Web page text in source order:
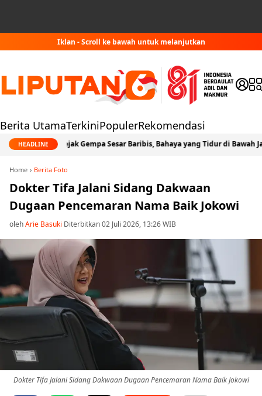
Iklan - Scroll ke bawah untuk melanjutkan
Berita UtamaTerkiniPopulerRekomendasi
HEADLINE
Jejak Gempa Sesar Baribis, Bahaya yang Tidur di Bawah
Home Berita Foto
Dokter Tifa Jalani Sidang Dakwaan
Dugaan Pencemaran Nama Baik Jokowi
olehArie Basuki Diterbitkan 02 Juli 2026, 13:26 WIB
Dokter Tifa Jalani Sidang Dakwaan Dugaan Pencemaran Nama Baik Jokowi